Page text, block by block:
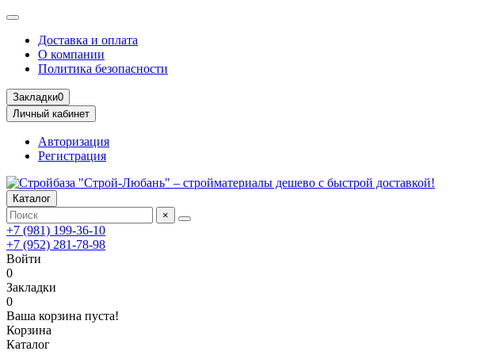
Доставка и оплата
О компании
Политика безопасности
Закладки0
Личный кабинет
Авторизация
Регистрация
Каталог
×
+7 (981) 199-36-10
+7 (952) 281-78-98
Войти
0
Закладки
0
Ваша корзина пуста!
Корзина
Каталог